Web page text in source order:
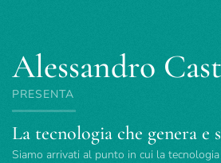
Alessandro
PRESENTA
La tecnologia che genera e
Siamo arrivati al punto in cui la